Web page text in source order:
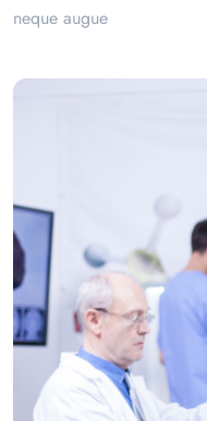
neque augue